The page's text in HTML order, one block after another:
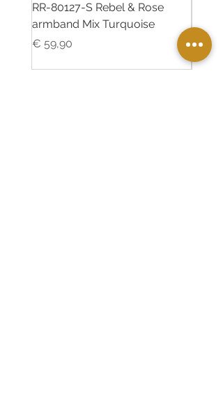
RR-80127-S Rebel & Rose
armband Mix Turquoise
Prijs
€ 59,90
Prijs
€